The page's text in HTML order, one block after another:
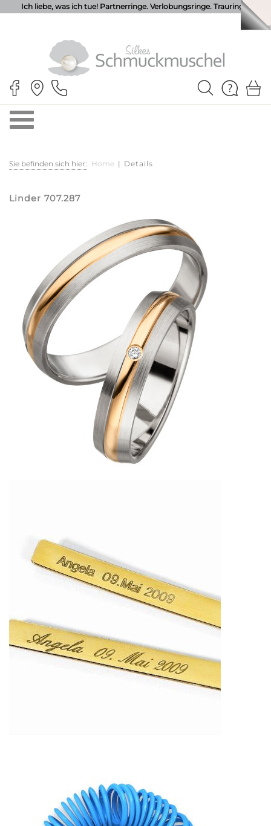
Ich liebe, was ich tue! Partnerringe. Verlobungsringe. Trauringe.
Sie befinden sich hier: Home | Details
Linder 707.287